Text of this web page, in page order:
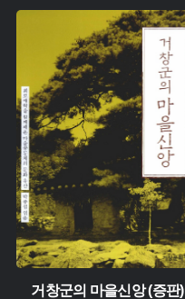
유형 :
생산 :
소장 :
거창군의 마을신앙 (증판)